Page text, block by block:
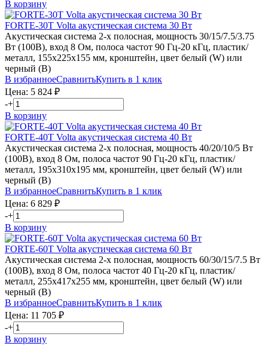
В корзину
FORTE-30T Volta акустическая система 30 Вт
Акустическая система 2-х полосная, мощность 30/15/7.5/3.75
Вт (100В), вход 8 Ом, полоса частот 90 Гц-20 кГц, пластик/
металл, 155х225х155 мм, кронштейн, цвет белый (W) или
черный (B)
В избранноеСравнитьКупить в 1 клик
Цена: 5 824 ₽
-+
В корзину
FORTE-40T Volta акустическая система 40 Вт
Акустическая система 2-х полосная, мощность 40/20/10/5 Вт
(100В), вход 8 Ом, полоса частот 90 Гц-20 кГц, пластик/
металл, 195х310х195 мм, кронштейн, цвет белый (W) или
черный (B)
В избранноеСравнитьКупить в 1 клик
Цена: 6 829 ₽
-+
В корзину
FORTE-60T Volta акустическая система 60 Вт
Акустическая система 2-х полосная, мощность 60/30/15/7.5 Вт
(100В), вход 8 Ом, полоса частот 40 Гц-20 кГц, пластик/
металл, 255х417х255 мм, кронштейн, цвет белый (W) или
черный (B)
В избранноеСравнитьКупить в 1 клик
Цена: 11 705 ₽
-+
В корзину